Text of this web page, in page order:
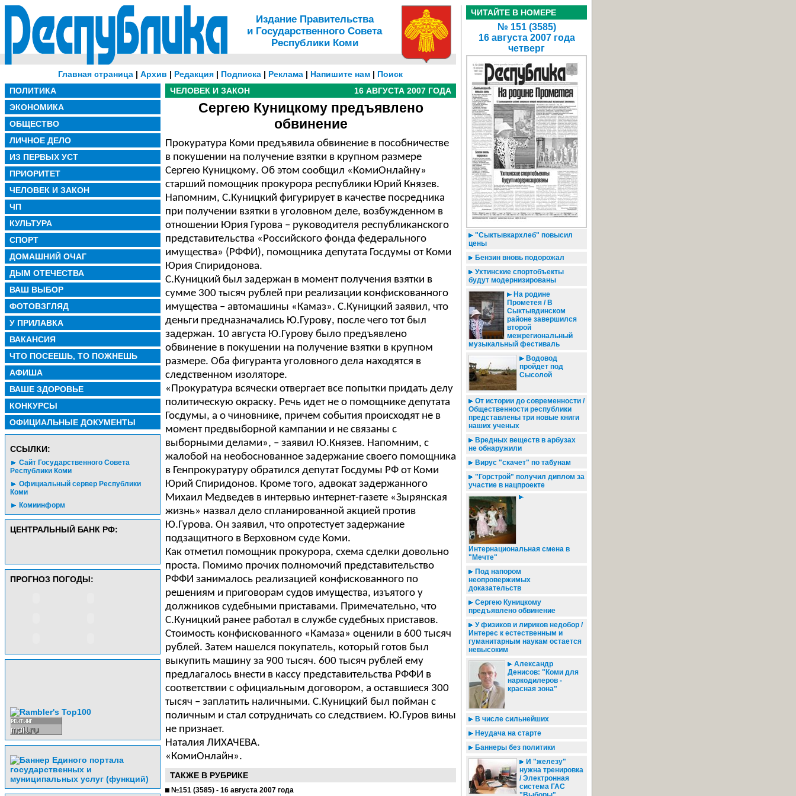
Издание Правительства
и Государственного Совета
Республики Коми
Главная страница | Архив | Редакция | Подписка | Реклама | Напишите нам | Поиск
ПОЛИТИКА
ЭКОНОМИКА
ОБЩЕСТВО
ЛИЧНОЕ ДЕЛО
ИЗ ПЕРВЫХ УСТ
ПРИОРИТЕТ
ЧЕЛОВЕК И ЗАКОН
ЧП
КУЛЬТУРА
СПОРТ
ДОМАШНИЙ ОЧАГ
ДЫМ ОТЕЧЕСТВА
ВАШ ВЫБОР
ФОТОВЗГЛЯД
У ПРИЛАВКА
ВАКАНСИЯ
ЧТО ПОСЕЕШЬ, ТО ПОЖНЕШЬ
АФИША
ВАШЕ ЗДОРОВЬЕ
КОНКУРСЫ
ОФИЦИАЛЬНЫЕ ДОКУМЕНТЫ
CСЫЛКИ:
Сайт Государственного Совета
Республики Коми
Официальный сервер Республики
Коми
Комиинформ
ЦЕНТРАЛЬНЫЙ БАНК РФ:
ПРОГНОЗ ПОГОДЫ:
ЧЕЛОВЕК И ЗАКОН 16 АВГУСТА 2007 ГОДА
Сергею Куницкому предъявлено
обвинение
Прокуратура Коми предъявила обвинение в пособничестве
в покушении на получение взятки в крупном размере
Сергею Куницкому. Об этом сообщил «КомиОнлайну»
старший помощник прокурора республики Юрий Князев.
Напомним, С.Куницкий фигурирует в качестве посредника
при получении взятки в уголовном деле, возбужденном в
отношении Юрия Гурова – руководителя республиканского
представительства «Российского фонда федерального
имущества» (РФФИ), помощника депутата Госдумы от Коми
Юрия Спиридонова.
С.Куницкий был задержан в момент получения взятки в
сумме 300 тысяч рублей при реализации конфискованного
имущества – автомашины «Камаз». С.Куницкий заявил, что
деньги предназначались Ю.Гурову, после чего тот был
задержан. 10 августа Ю.Гурову было предъявлено
обвинение в покушении на получение взятки в крупном
размере. Оба фигуранта уголовного дела находятся в
следственном изоляторе.
«Прокуратура всячески отвергает все попытки придать делу
политическую окраску. Речь идет не о помощнике депутата
Госдумы, а о чиновнике, причем события происходят не в
момент предвыборной кампании и не связаны с
выборными делами», – заявил Ю.Князев. Напомним, с
жалобой на необоснованное задержание своего помощника
в Генпрокуратуру обратился депутат Госдумы РФ от Коми
Юрий Спиридонов. Кроме того, адвокат задержанного
Михаил Медведев в интервью интернет-газете «Зырянская
жизнь» назвал дело спланированной акцией против
Ю.Гурова. Он заявил, что опротестует задержание
подзащитного в Верховном суде Коми.
Как отметил помощник прокурора, схема сделки довольно
проста. Помимо прочих полномочий представительство
РФФИ занималось реализацией конфискованного по
решениям и приговорам судов имущества, изъятого у
должников судебными приставами. Примечательно, что
С.Куницкий ранее работал в службе судебных приставов.
Стоимость конфискованного «Камаза» оценили в 600 тысяч
рублей. Затем нашелся покупатель, который готов был
выкупить машину за 900 тысяч. 600 тысяч рублей ему
предлагалось внести в кассу представительства РФФИ в
соответствии с официальным договором, а оставшиеся 300
тысяч – заплатить наличными. С.Куницкий был пойман с
поличным и стал сотрудничать со следствием. Ю.Гуров вины
не признает.
Наталия ЛИХАЧЕВА.
«КомиОнлайн».
ТАКЖЕ В РУБРИКЕ
№151 (3585) - 16 августа 2007 года
ЧИТАЙТЕ В НОМЕРЕ
№ 151 (3585)
16 августа 2007 года
четверг
"Сыктывкархлеб" повысил
цены
Бензин вновь подорожал
Ухтинские спортобъекты
будут модернизированы
На родине
Прометея / В
Сыктывдинском
районе завершился
второй
межрегиональный
музыкальный фестиваль
Водовод
пройдет под
Сысолой
От истории до современности /
Общественности республики
представлены три новые книги
наших ученых
Вредных веществ в арбузах
не обнаружили
Вирус "скачет" по табунам
"Горстрой" получил диплом за
участие в нацпроекте
Интернациональная смена в
"Мечте"
Под напором
неопровержимых
доказательств
Сергею Куницкому
предъявлено обвинение
У физиков и лириков недобор /
Интерес к естественным и
гуманитарным наукам остается
невысоким
Александр
Денисов: "Коми для
наркодилеров -
красная зона"
В числе сильнейших
Неудача на старте
Баннеры без политики
И "железу"
нужна тренировка
/ Электронная
система ГАС